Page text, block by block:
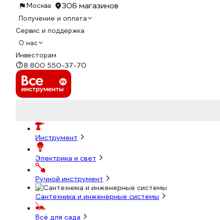
Москва 306 магазинов
Получение и оплата
Сервис и поддержка
О нас
Инвесторам
8 800 550-37-70
Инструмент
Электрика и свет
Ручной инструмент
Сантехника и инженерные системы
Всё для сада